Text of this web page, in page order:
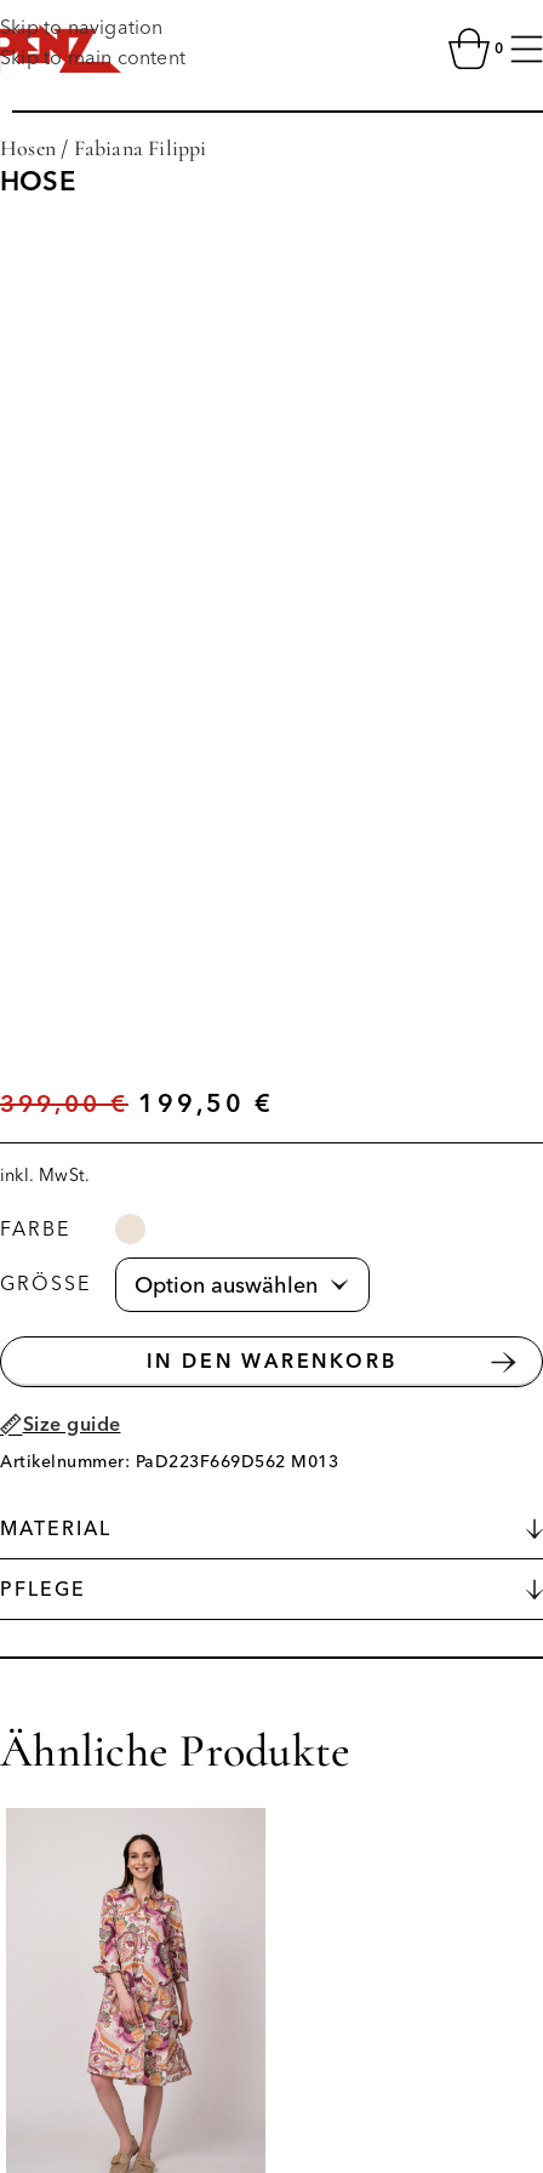
Skip to navigation
Skip to main content
0
Hosen / Fabiana Filippi
HOSE
399,00€ 199,50 €
inkl. MwSt.
FARBE
GRÖSSE
IN DEN WARENKORB
Size guide
Artikelnummer: PaD223F669D562 M013
MATERIAL
PFLEGE
Ähnliche Produkte